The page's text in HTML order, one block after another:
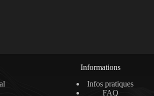
Informations
Infos pratiques
FAQ